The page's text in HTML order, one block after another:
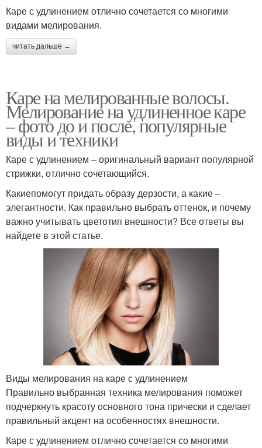
Каре с удлинением отлично сочетается со многими
видами мелирования.
читать дальше →
Каре на мелированные волосы.
Мелирование на удлиненное каре
– фото до и после, популярные
виды и техники
Каре с удлинением – оригинальный вариант популярной
стрижки, отлично сочетающийся.
Какиепомогут придать образу дерзости, а какие –
элегантности. Как правильно выбрать оттенок, и почему
важно учитывать цветотип внешности? Все ответы вы
найдете в этой статье.
Виды мелирования на каре с удлинением
Правильно выбранная техника мелирования поможет
подчеркнуть красоту основного тона прически и сделает
правильный акцент на особенностях внешности.
Каре с удлинением отлично сочетается со многими